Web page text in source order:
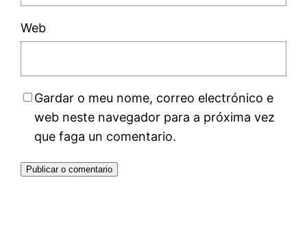
Web
Gardar o meu nome, correo electrónico e
web neste navegador para a próxima vez
que faga un comentario.